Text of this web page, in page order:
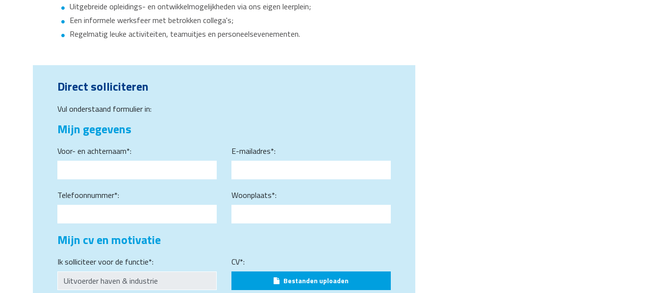
Uitgebreide opleidings- en ontwikkelmogelijkheden via ons eigen leerplein;
Een informele werksfeer met betrokken collega's;
Regelmatig leuke activiteiten, teamuitjes en personeelsevenementen.
Direct solliciteren
Vul onderstaand formulier in:
Mijn gegevens
Voor- en achternaam*: E-mailadres*:
Telefoonnummer*: Woonplaats*:
Mijn cv en motivatie
Ik solliciteer voor de functie*: CV*:
Bestanden uploaden